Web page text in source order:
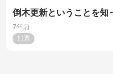
倒木更新ということを知
7年前
11